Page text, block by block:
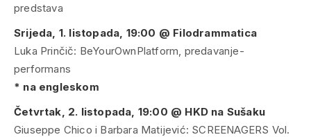
predstava
Srijeda, 1. listopada, 19:00 @ Filodrammatica
Luka Prinčič: BeYourOwnPlatform, predavanje-
performans
* na engleskom
Četvrtak, 2. listopada, 19:00 @ HKD na Sušaku
Giuseppe Chico i Barbara Matijević: SCREENAGERS Vol.